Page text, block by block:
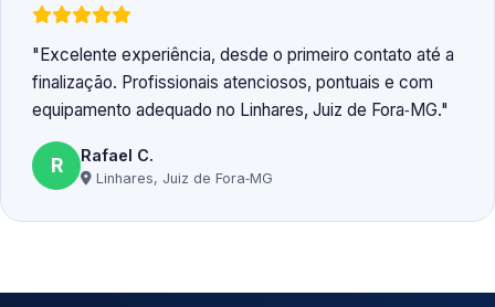
Excelente experiência, desde o primeiro contato até a
finalização. Profissionais atenciosos, pontuais e com
equipamento adequado no Linhares, Juiz de Fora‑MG.
R Rafael C.
Linhares, Juiz de Fora‑MG